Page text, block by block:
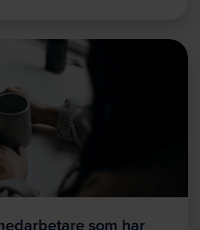
som har